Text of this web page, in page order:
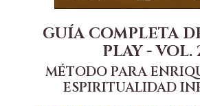
GUÍA COMPLETA
PLAY - VOL.
MÉTODO PARA
ESPIRITUALIDAD